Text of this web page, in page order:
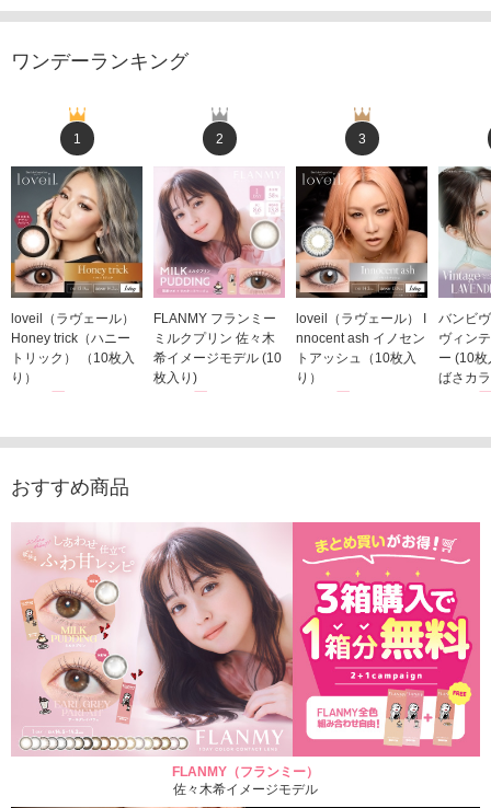
ワンデーランキング
1
loveil（ラヴェール）
Honey trick（ハニー
トリック） （10枚入
り）
2
FLANMY フランミー
ミルクプリン 佐々木
希イメージモデル (10
枚入り)
3
loveil（ラヴェール） I
nnocent ash イノセン
トアッシュ（10枚入
り）
バンビ
ヴィン
ー (10
ばさカ
おすすめ商品
FLANMY（フランミー）
佐々木希イメージモデル